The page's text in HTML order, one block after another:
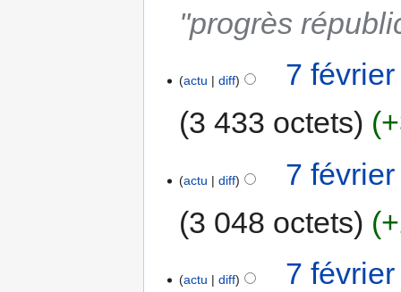
''progrès
actu diff
7
3 433 octets
actu diff
7
3 048 octets
actu diff
7